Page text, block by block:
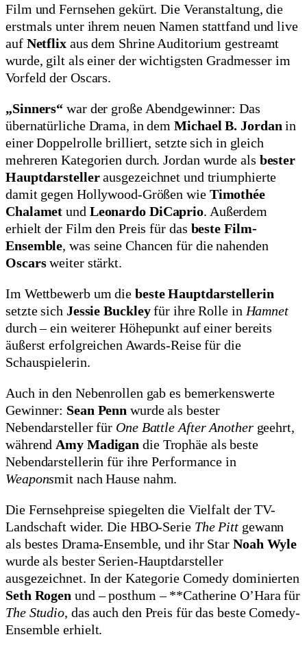
Film und Fernsehen gekürt. Die Veranstaltung, die
erstmals unter ihrem neuen Namen stattfand und live
auf Netflixaus dem Shrine Auditorium gestreamt
wurde, gilt als einer der wichtigsten Gradmesser im
Vorfeld der Oscars.
„Sinners“ war der große Abendgewinner: Das
übernatürliche Drama, in demMichael B. Jordan in
einer Doppelrolle brilliert, setzte sich in gleich
mehreren Kategorien durch. Jordan wurde als bester
Hauptdarstellerausgezeichnet und triumphierte
damit gegen Hollywood-Größen wie Timothée
Chalamet und Leonardo DiCaprio. Außerdem
erhielt der Film den Preis für das beste Film-
Ensemble, was seine Chancen für die nahenden
Oscarsweiter stärkt.
Im Wettbewerb um die beste Hauptdarstellerin
setzte sich Jessie Buckleyfür ihre Rolle in Hamnet
durch – ein weiterer Höhepunkt auf einer bereits
äußerst erfolgreichen Awards-Reise für die
Schauspielerin.
Auch in den Nebenrollen gab es bemerkenswerte
Gewinner: Sean Penn wurde als bester
Nebendarsteller für One Battle After Anothergeehrt,
während Amy Madigan die Trophäe als beste
Nebendarstellerin für ihre Performance in
Weaponsmit nach Hause nahm.
Die Fernsehpreise spiegelten die Vielfalt der TV-
Landschaft wider. Die HBO-Serie The Pitt gewann
als bestes Drama-Ensemble, und ihr Star Noah Wyle
wurde als bester Serien-Hauptdarsteller
ausgezeichnet. In der Kategorie Comedy dominierten
Seth Rogen und – posthum – **Catherine O’Hara für
The Studio, das auch den Preis für das beste Comedy-
Ensemble erhielt.